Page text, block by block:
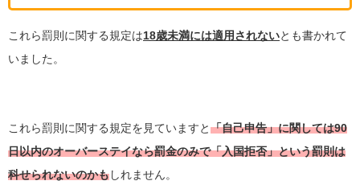
これら罰則に関する規定は18歳未満には適用されないとも書かれて
いました。
これら罰則に関する規定を見ていますと 「自己申告」に関しては90
日以内のオーバーステイなら罰金のみで「入国拒否」という罰則は
科せられないのかも しれません。